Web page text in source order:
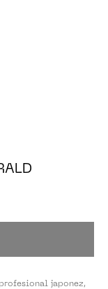
japonez,